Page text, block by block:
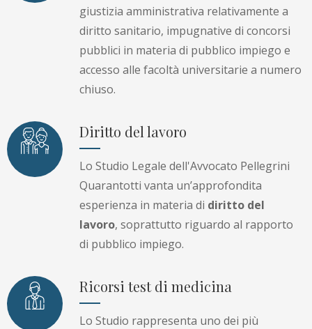
giustizia amministrativa relativamente a
diritto sanitario, impugnative di concorsi
pubblici in materia di pubblico impiego e
accesso alle facoltà universitarie a numero
chiuso.
Diritto del lavoro
Lo Studio Legale dell'Avvocato Pellegrini
Quarantotti vanta un’approfondita
esperienza in materia di diritto del
lavoro, soprattutto riguardo al rapporto
di pubblico impiego.
Ricorsi test di medicina
Lo Studio rappresenta uno dei più